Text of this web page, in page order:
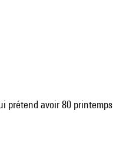
prétend avoir 80 printemps